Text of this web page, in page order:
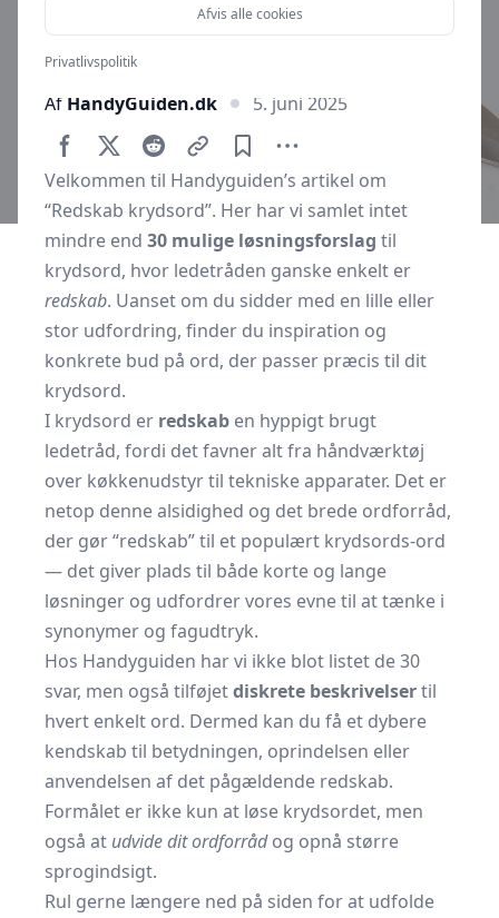
Af HandyGuiden.dk 5. juni 2025
Velkommen til Handyguiden’s artikel om
“Redskab krydsord”. Her har vi samlet intet
mindre end 30 mulige løsningsforslag til
krydsord, hvor ledetråden ganske enkelt er
redskab. Uanset om du sidder med en lille eller
stor udfordring, finder du inspiration og
konkrete bud på ord, der passer præcis til dit
krydsord.
I krydsord er redskab en hyppigt brugt
ledetråd, fordi det favner alt fra håndværktøj
over køkkenudstyr til tekniske apparater. Det er
netop denne alsidighed og det brede ordforråd,
der gør “redskab” til et populært krydsords-ord
— det giver plads til både korte og lange
løsninger og udfordrer vores evne til at tænke i
synonymer og fagudtryk.
Hos Handyguiden har vi ikke blot listet de 30
svar, men også tilføjetdiskrete beskrivelsertil
hvert enkelt ord. Dermed kan du få et dybere
kendskab til betydningen, oprindelsen eller
anvendelsen af det pågældende redskab.
Formålet er ikke kun at løse krydsordet, men
også at udvide dit ordforrådog opnå større
sprogindsigt.
Rul gerne længere ned på siden for at udfolde
Afvis alle cookies
Privatlivspolitik